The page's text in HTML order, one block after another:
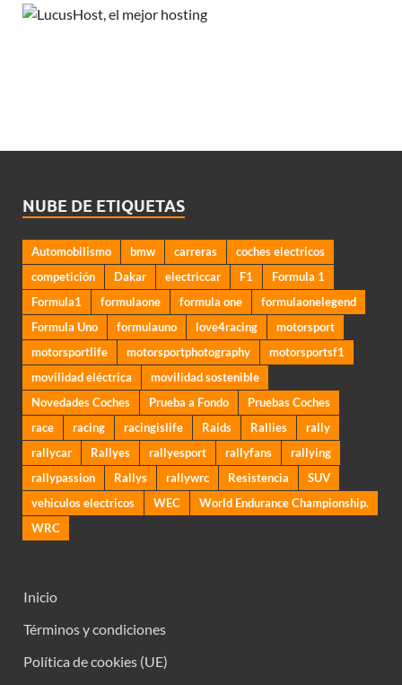
NUBE DE ETIQUETAS
Automobilismo bmw carreras
coches electricos
competición
Dakar electriccar F1
Formula 1
Formula1
formulaone formula one
formulaonelegend
Formula Uno
formulauno love4racing
motorsport
motorsportlife
motorsportphotography
motorsportsf1
movilidad eléctrica
movilidad sostenible
Novedades Coches
Prueba a Fondo
Pruebas Coches
race
racing racingislife Raids Rallies
rally
rallycar
Rallyes rallyesport rallyfans
rallying
rallypassion
Rallys rallywrc Resistencia
SUV
vehiculos electricos
WEC
World Endurance Championship.
WRC
Inicio
Términos y condiciones
Política de cookies (UE)